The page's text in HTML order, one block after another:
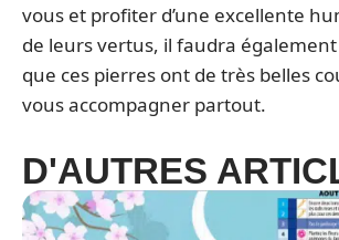
vous et profiter d’une excellente
de leurs vertus, il faudra
que ces pierres ont de très belles
vous accompagner partout.
D'AUTRES